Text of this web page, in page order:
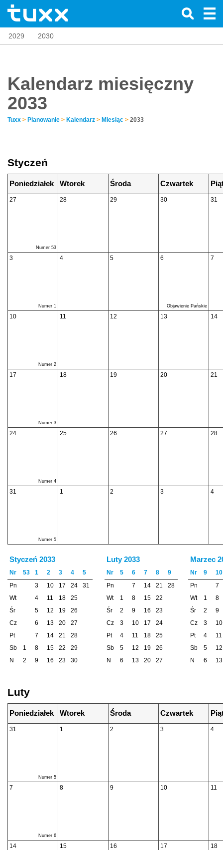
2029 2030
Kalendarz miesięczny
2033
Tuxx > Planowanie > Kalendarz > Miesiąc > 2033
Styczeń
Poniedziałek Wtorek Środa Czwartek
27
Numer 53
28 29 30 31
3
Numer 1
4 5 6
Objawienie Pańskie
7
10
Numer 2
11 12 13 14
17
Numer 3
18 19 20 21
24
Numer 4
25 26 27 28
31
Numer 5
1 2 3 4
Styczeń 2033
Nr 53 1 2 3 4
5
Pn
3 10 17 24
31
Wt
4 11 18
25
Śr
5 12 19
26
Cz
6 13 20
27
Pt
7 14 21
28
Sb
1 8 15 22
29
N
2 9 16 23 30
Luty 2033
Nr 5 6 7 8
9
Pn
7 14 21
28
Wt
1 8 15
22
Śr
2 9 16
23
Cz
3 10 17
24
Pt
4 11 18
25
Sb
5 12 19
26
N
6 13 20 27
Marzec
Nr 9
10
Pn
7
Wt
1
8
Śr
2
9
Cz
3
10
Pt
4
11
Sb
5
12
N
6 13
Luty
Poniedziałek Wtorek Środa Czwartek
31
Numer 5
1 2 3 4
7
Numer 6
8 9 10 11
14 15 16 17 18